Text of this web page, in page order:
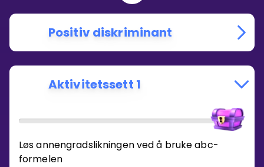
Positiv diskriminant
Aktivitetssett 1
Løs annengradslikningen ved å bruke abc-
formelen